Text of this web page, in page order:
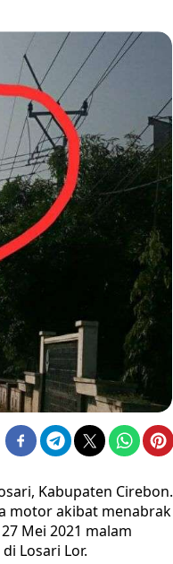
Kabupaten Cirebon.
motor akibat menabrak
Mei 2021 malam
Losari Lor.